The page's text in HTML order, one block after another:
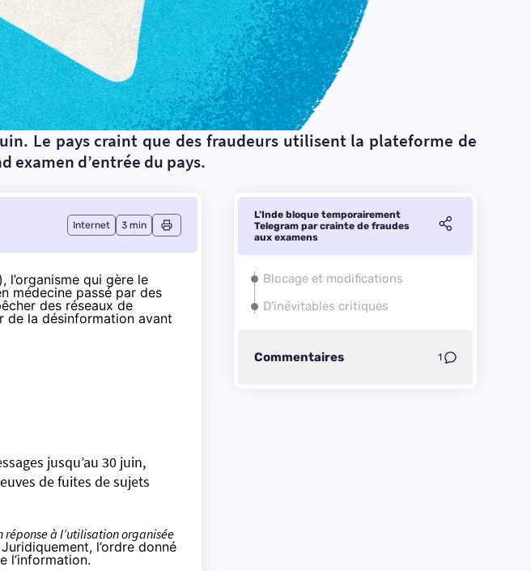
Le pays craint que des fraudeurs utilisent la plateforme de
examen d’entrée du pays.
Internet 3 min
l’organisme qui gère le
médecine passé par des
des réseaux de
de la désinformation avant
jusqu’au 30 juin,
de fuites de sujets
réponse à l’utilisation organisée
l’ordre donné
l’information.
L’Inde bloque temporairement
Telegram par crainte de fraudes
aux examens
Blocage et modifications
D'inévitables critiques
Commentaires 1